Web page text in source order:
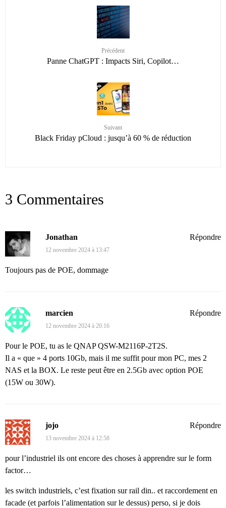
Précédent
Panne ChatGPT : Impacts Siri, Copilot…
Suivant
Black Friday pCloud : jusqu’à 60 % de réduction
3 Commentaires
Jonathan
12 novembre 2024 à 13:47
Toujours pas de POE, dommage
Répondre
marcien
12 novembre 2024 à 20:16
Pour le POE, tu as le QNAP QSW-M2116P-2T2S.
Il a « que » 4 ports 10Gb, mais il me suffit pour mon PC, mes 2
NAS et la BOX. Le reste peut être en 2.5Gb avec option POE
(15W ou 30W).
Répondre
jojo
13 novembre 2024 à 12:58
pour l’industriel ils ont encore des choses à apprendre sur le form
factor…
les switch industriels, c’est fixation sur rail din.. et raccordement en
facade (et parfois l’alimentation sur le dessus) perso, si je dois
Répondre